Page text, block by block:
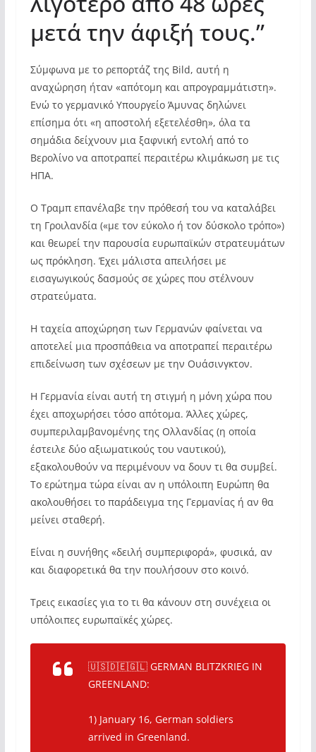
μετά την άφιξή τους.”
Σύμφωνα με το ρεπορτάζ της Bild, αυτή η
αναχώρηση ήταν «απότομη και απρογραμμάτιστη».
Ενώ το γερμανικό Υπουργείο Άμυνας δηλώνει
επίσημα ότι «η αποστολή εξετελέσθη», όλα τα
σημάδια δείχνουν μια ξαφνική εντολή από το
Βερολίνο να αποτραπεί περαιτέρω κλιμάκωση με τις
ΗΠΑ.
Ο Τραμπ επανέλαβε την πρόθεσή του να καταλάβει
τη Γροιλανδία («με τον εύκολο ή τον δύσκολο τρόπο»)
και θεωρεί την παρουσία ευρωπαϊκών στρατευμάτων
ως πρόκληση. Έχει μάλιστα απειλήσει με
εισαγωγικούς δασμούς σε χώρες που στέλνουν
στρατεύματα.
Η ταχεία αποχώρηση των Γερμανών φαίνεται να
αποτελεί μια προσπάθεια να αποτραπεί περαιτέρω
επιδείνωση των σχέσεων με την Ουάσινγκτον.
Η Γερμανία είναι αυτή τη στιγμή η μόνη χώρα που
έχει αποχωρήσει τόσο απότομα. Άλλες χώρες,
συμπεριλαμβανομένης της Ολλανδίας (η οποία
έστειλε δύο αξιωματικούς του ναυτικού),
εξακολουθούν να περιμένουν να δουν τι θα συμβεί.
Το ερώτημα τώρα είναι αν η υπόλοιπη Ευρώπη θα
ακολουθήσει το παράδειγμα της Γερμανίας ή αν θα
μείνει σταθερή.
Είναι η συνήθης «δειλή συμπεριφορά», φυσικά, αν
και διαφορετικά θα την πουλήσουν στο κοινό.
Τρεις εικασίες για το τι θα κάνουν στη συνέχεια οι
υπόλοιπες ευρωπαϊκές χώρες.
🇺🇸🇩🇪🇬🇱 GERMAN BLITZKRIEG IN
GREENLAND:
1) January 16, German soldiers
arrived in Greenland.